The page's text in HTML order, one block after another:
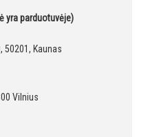
yra parduotuvėje)
50201, Kaunas
Vilnius